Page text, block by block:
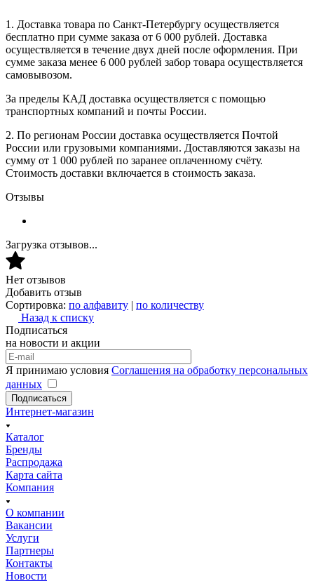
1. Доставка товара по Санкт-Петербургу осуществляется
бесплатно при сумме заказа от 6 000 рублей. Доставка
осуществляется в течение двух дней после оформления. При
сумме заказа менее 6 000 рублей забор товара осуществляется
самовывозом.
За пределы КАД доставка осуществляется с помощью
транспортных компаний и почты России.
2. По регионам России доставка осуществляется Почтой
России или грузовыми компаниями. Доставляются заказы на
сумму от 1 000 рублей по заранее оплаченному счёту.
Стоимость доставки включается в стоимость заказа.
Отзывы
Загрузка отзывов...
Нет отзывов
Добавить отзыв
Сортировка: по алфавиту | по количеству
Назад к списку
Подписаться
на новости и акции
Я принимаю условия Соглашения на обработку персональных
данных
Подписаться
Интернет-магазин
Каталог
Бренды
Распродажа
Карта сайта
Компания
О компании
Вакансии
Услуги
Партнеры
Контакты
Новости